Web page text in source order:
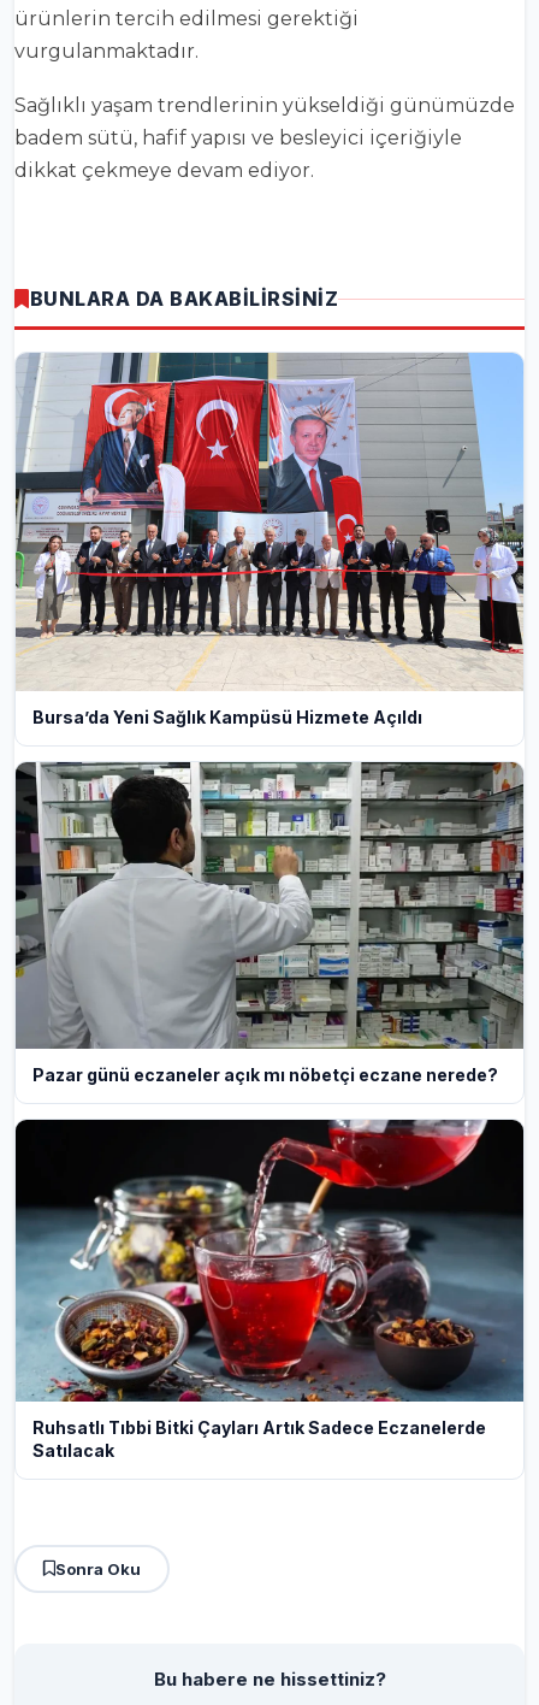
ürünlerin tercih edilmesi gerektiği
vurgulanmaktadır.
Sağlıklı yaşam trendlerinin yükseldiği günümüzde
badem sütü, hafif yapısı ve besleyici içeriğiyle
dikkat çekmeye devam ediyor.
BUNLARA DA BAKABİLİRSİNİZ
Bursa’da Yeni Sağlık Kampüsü Hizmete Açıldı
Pazar günü eczaneler açık mı nöbetçi eczane nerede?
Ruhsatlı Tıbbi Bitki Çayları Artık Sadece Eczanelerde
Satılacak
Sonra Oku
Bu habere ne hissettiniz?